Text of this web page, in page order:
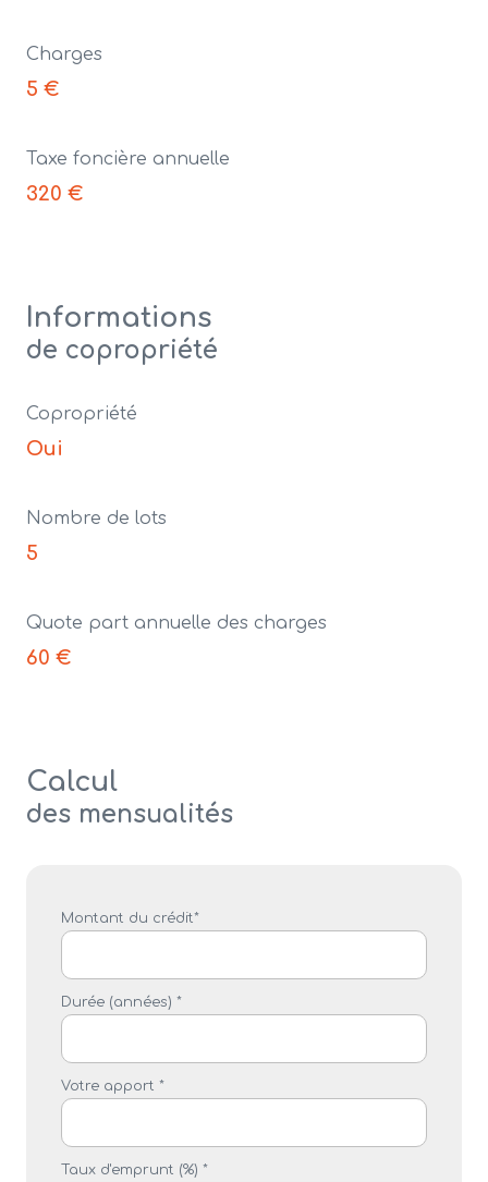
Charges
5 €
Taxe foncière annuelle
320 €
Informations
de copropriété
Copropriété
Oui
Nombre de lots
5
Quote part annuelle des charges
60 €
Calcul
des mensualités
Montant du crédit*
Durée (années) *
Votre apport *
Taux d'emprunt (%) *